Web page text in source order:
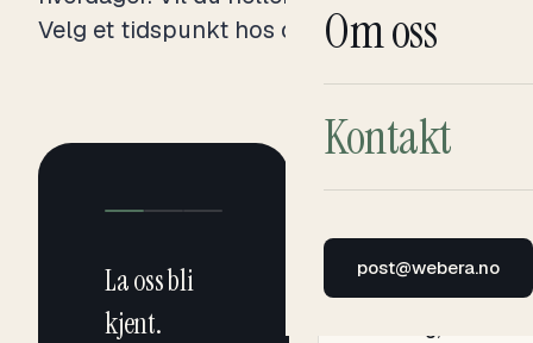
Om oss
Kontakt
post@webera.no
Velg et tidspunkt hos oss.
La oss bli
kjent.
LOKASJON